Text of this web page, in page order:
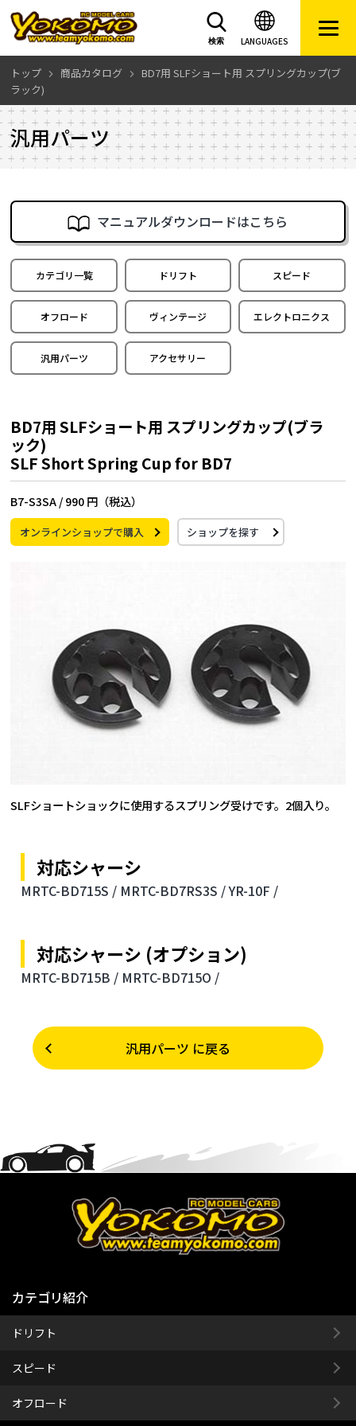
LANGUAGES
検索
トップ 商品カタログ
BD7用 SLFショート用 スプリングカップ(ブ
ラック)
汎用パーツ
マニュアルダウンロードはこちら
カテゴリ一覧 ドリフト スピード
オフロード ヴィンテージ エレクトロニクス
汎用パーツ アクセサリー
BD7用 SLFショート用 スプリングカップ(ブラ
ック)
SLF Short Spring Cup for BD7
B7-S3SA / 990 円（税込）
オンラインショップで購入 ショップを探す
SLFショートショックに使用するスプリング受けです。2個入り。
対応シャーシ
MRTC-BD715S / MRTC-BD7RS3S /YR-10F /
対応シャーシ (オプション)
MRTC-BD715B / MRTC-BD715O /
汎用パーツ に戻る
カテゴリ紹介
ドリフト
スピード
オフロード